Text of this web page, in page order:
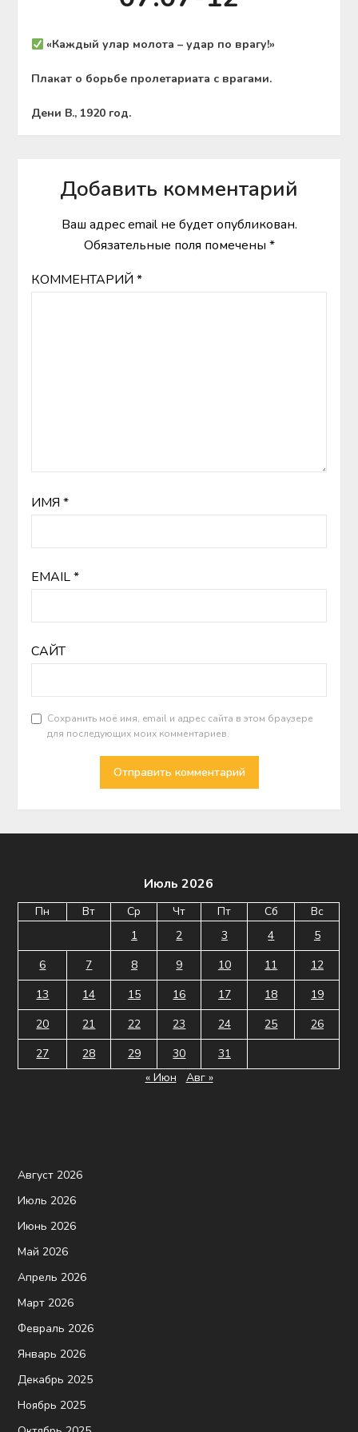
«Каждый улар молота – удар по врагу!»
Плакат о борьбе пролетариата с врагами.
Дени В., 1920 год.
Добавить комментарий
Ваш адрес email не будет опубликован.
Обязательные поля помечены *
КОММЕНТАРИЙ *
ИМЯ *
EMAIL*
САЙТ
Сохранить моё имя, email и адрес сайта в этом браузере
для последующих моих комментариев.
Июль 2026
Пн Вт Ср Чт Пт Сб
Вс
1
2 3 4
5
6
7 8 9 10 11
12
13
14 15 16 17 18
19
20
21 22 23 24 25
26
27
28 29 30
31
« Июн
Авг »
Август 2026
Июль 2026
Июнь 2026
Май 2026
Апрель 2026
Март 2026
Февраль 2026
Январь 2026
Декабрь 2025
Ноябрь 2025